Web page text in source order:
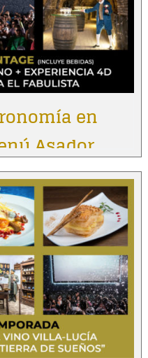
en
Asador